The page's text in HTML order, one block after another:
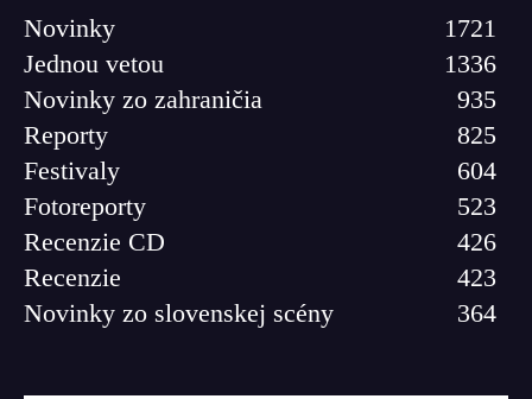
Novinky
1721
Jednou vetou
1336
Novinky zo zahraničia
935
Reporty
825
Festivaly
604
Fotoreporty
523
Recenzie CD
426
Recenzie
423
Novinky zo slovenskej scény
364